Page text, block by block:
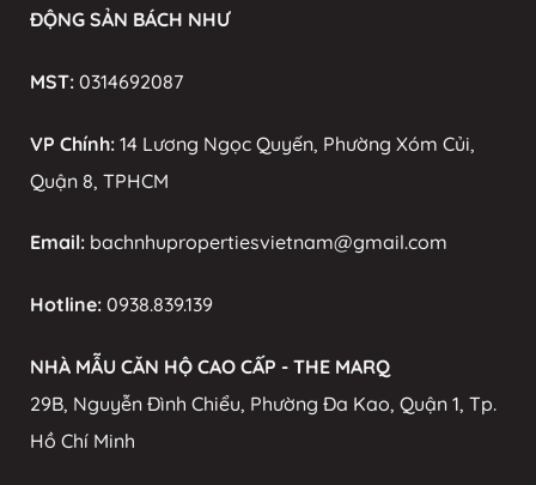
ĐỘNG SẢN BÁCH NHƯ
MST: 0314692087
VP Chính: 14 Lương Ngọc Quyến, Phường Xóm Củi,
Quận 8, TPHCM
Email: bachnhupropertiesvietnam@gmail.com
Hotline: 0938.839.139
NHÀ MẪU CĂN HỘ CAO CẤP - THE MARQ
29B, Nguyễn Đình Chiểu, Phường Đa Kao, Quận 1, Tp.
Hồ Chí Minh